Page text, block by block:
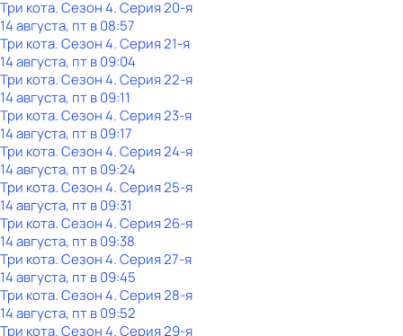
Три кота. Сезон 4. Серия 20-я
14 августа, пт в 08:57
Три кота. Сезон 4. Серия 21-я
14 августа, пт в 09:04
Три кота. Сезон 4. Серия 22-я
14 августа, пт в 09:11
Три кота. Сезон 4. Серия 23-я
14 августа, пт в 09:17
Три кота. Сезон 4. Серия 24-я
14 августа, пт в 09:24
Три кота. Сезон 4. Серия 25-я
14 августа, пт в 09:31
Три кота. Сезон 4. Серия 26-я
14 августа, пт в 09:38
Три кота. Сезон 4. Серия 27-я
14 августа, пт в 09:45
Три кота. Сезон 4. Серия 28-я
14 августа, пт в 09:52
Три кота. Сезон 4. Серия 29-я